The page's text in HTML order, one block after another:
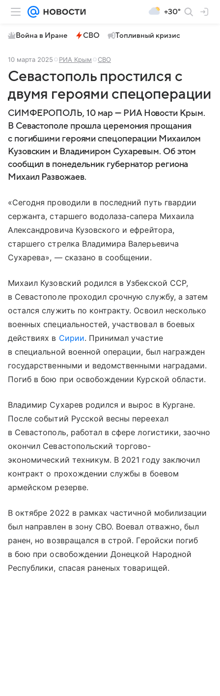
+30°
Война в Иране СВО Топливный кризис
10 марта 2025 РИА Крым СВО
Севастополь простился с
двумя героями спецоперации
СИМФЕРОПОЛЬ, 10 мар — РИА Новости Крым.
В Севастополе прошла церемония прощания
с погибшими героями спецоперации Михаилом
Кузовским и Владимиром Сухаревым. Об этом
сообщил в понедельник губернатор региона
Михаил Развожаев.
«Сегодня проводили в последний путь гвардии
сержанта, старшего водолаза-сапера Михаила
Александровича Кузовского и ефрейтора,
старшего стрелка Владимира Валерьевича
Сухарева», — сказано в сообщении.
Михаил Кузовский родился в Узбекской ССР,
в Севастополе проходил срочную службу, а затем
остался служить по контракту. Освоил несколько
военных специальностей, участвовал в боевых
действиях в Сирии. Принимал участие
в специальной военной операции, был награжден
государственными и ведомственными наградами.
Погиб в бою при освобождении Курской области.
Владимир Сухарев родился и вырос в Кургане.
После событий Русской весны переехал
в Севастополь, работал в сфере логистики, заочно
окончил Севастопольский торгово-
экономический техникум. В 2021 году заключил
контракт о прохождении службы в боевом
армейском резерве.
В октябре 2022 в рамках частичной мобилизации
был направлен в зону СВО. Воевал отважно, был
ранен, но возвращался в строй. Геройски погиб
в бою при освобождении Донецкой Народной
Республики, спасая раненых товарищей.